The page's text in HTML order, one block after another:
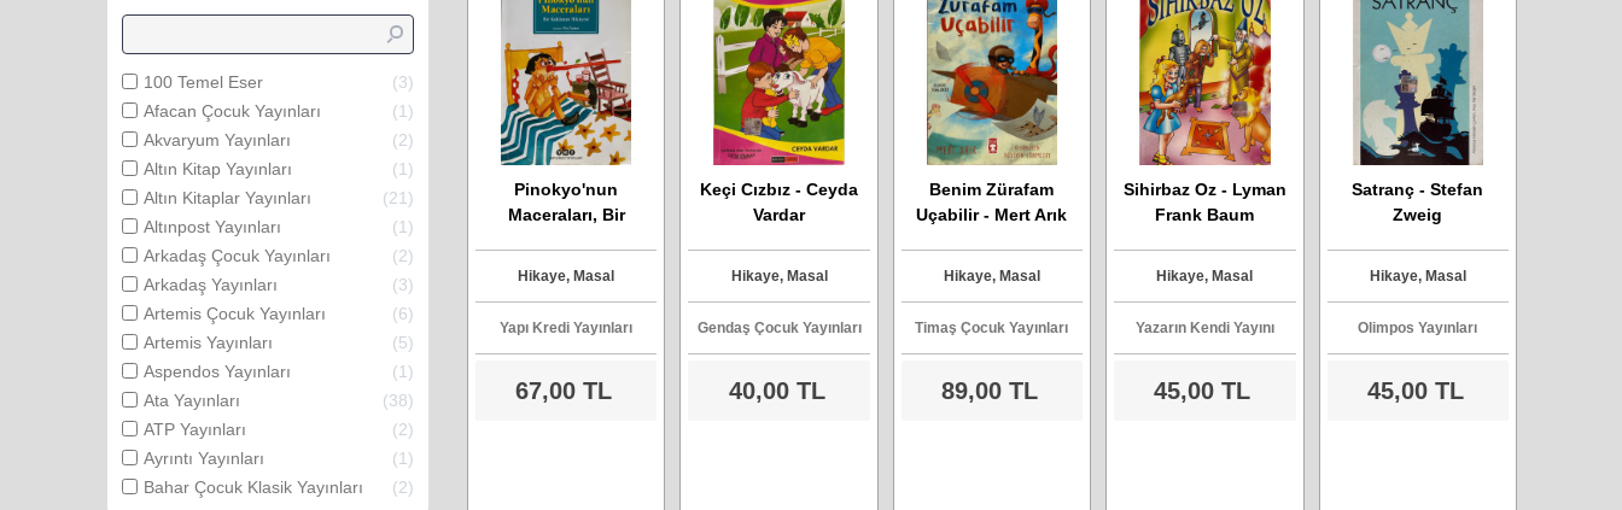
100 Temel Eser
3
Afacan Çocuk Yayınları
1
Akvaryum Yayınları
2
Altın Kitap Yayınları
1
Altın Kitaplar Yayınları
21
Altınpost Yayınları
1
Arkadaş Çocuk Yayınları
2
Arkadaş Yayınları
3
Artemis Çocuk Yayınları
6
Artemis Yayınları
5
Aspendos Yayınları
1
Ata Yayınları
38
ATP Yayınları
2
Ayrıntı Yayınları
1
Bahar Çocuk Klasik Yayınları
2
Pinokyo'nun
Maceraları, Bir
Hikaye, Masal
Yapı Kredi Yayınları
67,00 TL
Keçi Cızbız - Ceyda
Vardar
Hikaye, Masal
Gendaş Çocuk Yayınları
40,00 TL
Benim Zürafam
Uçabilir - Mert Arık
Hikaye, Masal
Timaş Çocuk Yayınları
89,00 TL
Sihirbaz Oz - Lyman
Frank Baum
Hikaye, Masal
Yazarın Kendi Yayını
45,00 TL
Satranç - Stefan
Zweig
Hikaye, Masal
Olimpos Yayınları
45,00 TL